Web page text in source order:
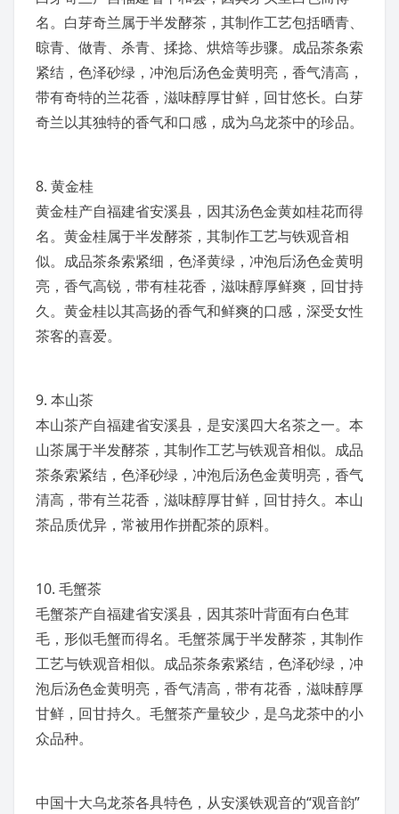
名。白芽奇兰属于半发酵茶，其制作工艺包括晒青、
晾青、做青、杀青、揉捻、烘焙等步骤。成品茶条索
紧结，色泽砂绿，冲泡后汤色金黄明亮，香气清高，
带有奇特的兰花香，滋味醇厚甘鲜，回甘悠长。白芽
奇兰以其独特的香气和口感，成为乌龙茶中的珍品。
8. 黄金桂
黄金桂产自福建省安溪县，因其汤色金黄如桂花而得
名。黄金桂属于半发酵茶，其制作工艺与铁观音相
似。成品茶条索紧细，色泽黄绿，冲泡后汤色金黄明
亮，香气高锐，带有桂花香，滋味醇厚鲜爽，回甘持
久。黄金桂以其高扬的香气和鲜爽的口感，深受女性
茶客的喜爱。
9. 本山茶
本山茶产自福建省安溪县，是安溪四大名茶之一。本
山茶属于半发酵茶，其制作工艺与铁观音相似。成品
茶条索紧结，色泽砂绿，冲泡后汤色金黄明亮，香气
清高，带有兰花香，滋味醇厚甘鲜，回甘持久。本山
茶品质优异，常被用作拼配茶的原料。
10. 毛蟹茶
毛蟹茶产自福建省安溪县，因其茶叶背面有白色茸
毛，形似毛蟹而得名。毛蟹茶属于半发酵茶，其制作
工艺与铁观音相似。成品茶条索紧结，色泽砂绿，冲
泡后汤色金黄明亮，香气清高，带有花香，滋味醇厚
甘鲜，回甘持久。毛蟹茶产量较少，是乌龙茶中的小
众品种。
中国十大乌龙茶各具特色，从安溪铁观音的“观音韵”